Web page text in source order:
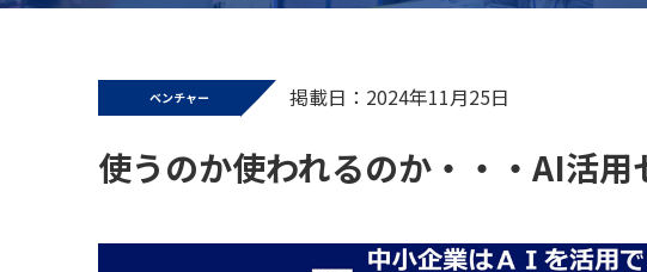
ベンチャー 掲載日：2024年11月25日
使うのか使われるのか・・・AI活用